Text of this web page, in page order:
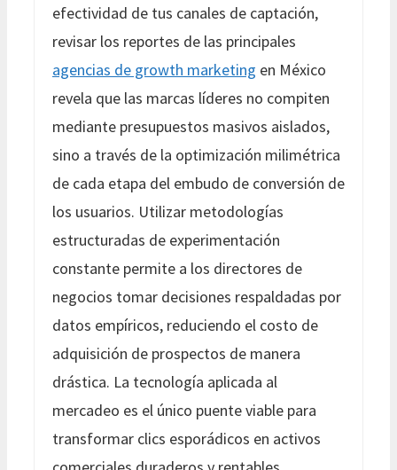
efectividad de tus canales de captación,
revisar los reportes de las principales
agencias de growth marketing en México
revela que las marcas líderes no compiten
mediante presupuestos masivos aislados,
sino a través de la optimización milimétrica
de cada etapa del embudo de conversión de
los usuarios. Utilizar metodologías
estructuradas de experimentación
constante permite a los directores de
negocios tomar decisiones respaldadas por
datos empíricos, reduciendo el costo de
adquisición de prospectos de manera
drástica. La tecnología aplicada al
mercadeo es el único puente viable para
transformar clics esporádicos en activos